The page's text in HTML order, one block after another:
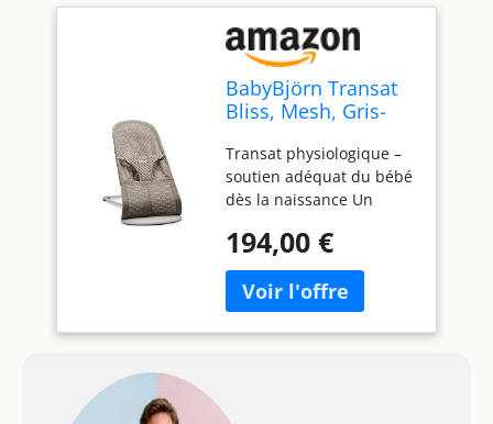
BabyBjörn Transat
Bliss, Mesh, Gris-
Transat physiologique –
soutien adéquat du bébé
dès la naissance Un
sans pile ou fil électrique
Pliable et facile à
déplacer dans la maison
De 3,5 kg/53 cm à 13 kg
(soit env. de la naissance
194,00 €